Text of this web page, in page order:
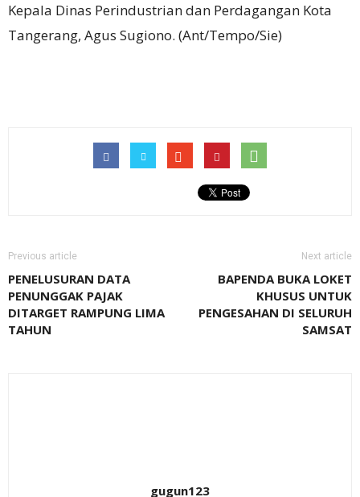
Kepala Dinas Perindustrian dan Perdagangan Kota
Tangerang, Agus Sugiono. (Ant/Tempo/Sie)
Previous article
PENELUSURAN DATA
PENUNGGAK PAJAK
DITARGET RAMPUNG LIMA
TAHUN
Next article
BAPENDA BUKA LOKET
KHUSUS UNTUK
PENGESAHAN DI SELURUH
SAMSAT
gugun123